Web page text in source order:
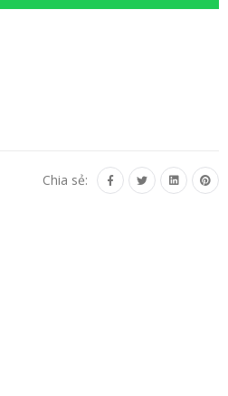
Chia sẻ: